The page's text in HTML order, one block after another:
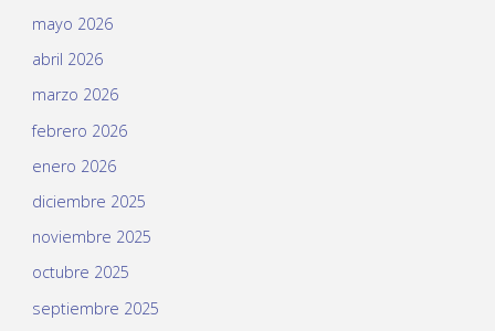
mayo 2026
abril 2026
marzo 2026
febrero 2026
enero 2026
diciembre 2025
noviembre 2025
octubre 2025
septiembre 2025